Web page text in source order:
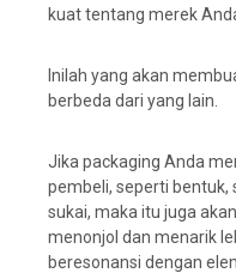
kuat tentang merek
Inilah yang akan
berbeda dari yang lain.
Jika packaging Anda
pembeli, seperti bentuk,
sukai, maka itu juga
menonjol dan menarik
beresonansi dengan